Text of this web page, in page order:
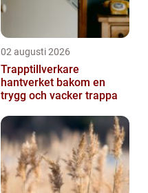
02 augusti 2026
Trapptillverkare
hantverket bakom en
trygg och vacker trappa